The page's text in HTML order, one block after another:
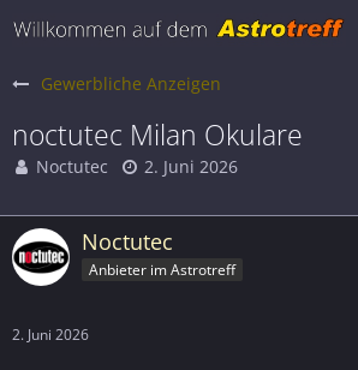
Gewerbliche Anzeigen
noctutec Milan Okulare
Noctutec 2. Juni 2026
Noctutec
Anbieter im Astrotreff
2. Juni 2026